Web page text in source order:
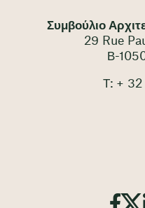
Συμβούλιο
29 Rue
Β-
Τ: + 32